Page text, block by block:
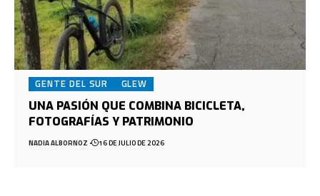
GENTE DEL SUR GLEW
UNA PASIÓN QUE COMBINA BICICLETA,
FOTOGRAFÍAS Y PATRIMONIO
NADIA ALBORNOZ 16 DE JULIO DE 2026